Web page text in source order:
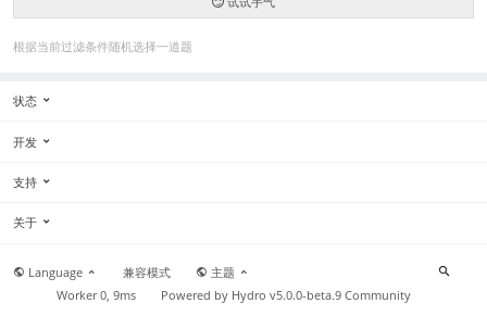
根据当前过滤条件随机选择一道题
状态
开发
支持
关于
Language 兼容模式
主题
Worker 0, 9ms
Powered by Hydro v5.0.0-beta.9 Community